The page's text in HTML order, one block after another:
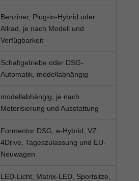
Benziner, Plug-in-Hybrid oder
Allrad, je nach Modell und
Verfügbarkeit
Schaltgetriebe oder DSG-
Automatik, modellabhängig
modellabhängig, je nach
Motorisierung und Ausstattung
Formentor DSG, e-Hybrid, VZ,
4Drive, Tageszulassung und EU-
Neuwagen
LED-Licht, Matrix-LED, Sportsitze,